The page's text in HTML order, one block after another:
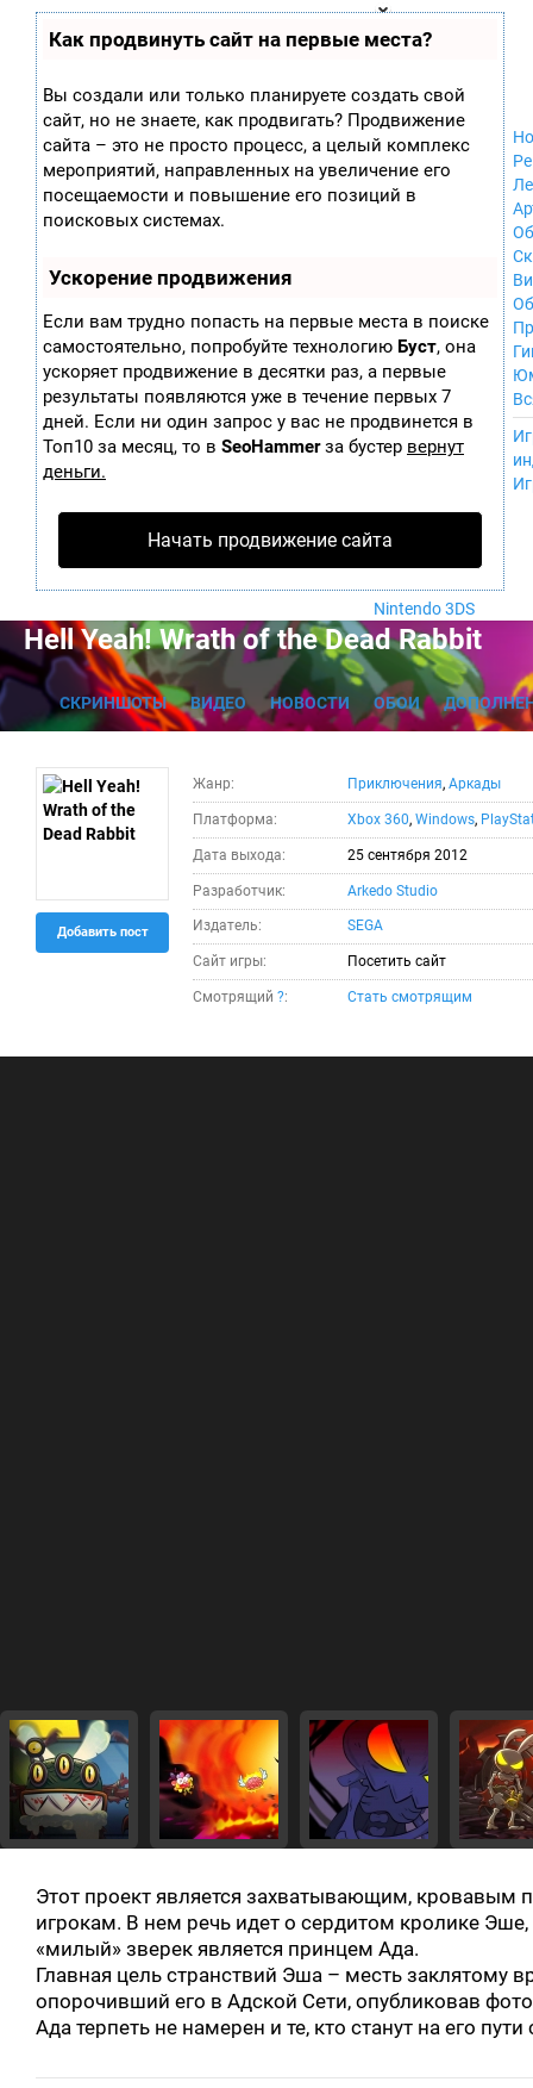
Как продвинуть сайт на первые места?
Вы создали или только планируете создать свой
сайт, но не знаете, как продвигать? Продвижение
сайта – это не просто процесс, а целый комплекс
мероприятий, направленных на увеличение его
посещаемости и повышение его позиций в
поисковых системах.
Ускорение продвижения
Если вам трудно попасть на первые места в поиске
самостоятельно, попробуйте технологию Буст, она
ускоряет продвижение в десятки раз, а первые
результаты появляются уже в течение первых 7
дней. Если ни один запрос у вас не продвинется в
Топ10 за месяц, то в SeoHammerза бустер вернут
деньги.
Начать продвижение сайта
играх
ла
ор
м
ы
Xbox 360
Nintendo Wii
Nintendo
GameCube
PlayStation
PlayStation 2
Portable
Nintendo DS
Android
iOS
MacOS
Sega Mega Drive
Mobile
Nintendo Wii U
Nintendo 3DS
Hell Yeah! Wrath of the Dead Rabbit
СКРИНШОТЫ ВИДЕО НОВОСТИ ОБОИ
Жанр: Приключения, Аркады
Платформа: Xbox 360, Windows,
Дата выхода: 25 сентября 2012
Разработчик: Arkedo Studio
Издатель: SEGA
Сайт игры: Посетить сайт
Смотрящий ?: Стать смотрящим
Добавить пост
Этот проект является захватывающим,
игрокам. В нем речь идет о сердитом кролике
«милый» зверек является принцем Ада.
Главная цель странствий Эша – месть заклятому
опорочивший его в Адской Сети, опубликовав
Ада терпеть не намерен и те, кто станут на его